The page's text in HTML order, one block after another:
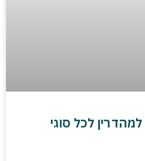
לכל סוגי